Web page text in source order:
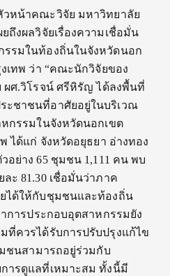
หน้าคณะวิจัย มหาวิทยาลัย
ถึงผลวิจัยเรื่องความเชื่อมั่น
รมในท้องถิ่นในจังหวัดนอก
เทพ ว่า “คณะนักวิจัยของ
ผศ.วิโรจน์ ศรีหิรัญ ได้ลงพื้นที่
ะชาชนที่อาศัยอยู่ในบริเวณ
กรรมในจังหวัดนอกเขต
ได้แก่ จังหวัดอยุธยา อ่างทอง
ย่าง 65 ชุมชน 1,111 คน พบ
ะ 81.30 เชื่อมั่นว่าภาค
ได้ให้กับชุมชนและท้องถิ่น
การประกอบอุตสาหกรรมยัง
ที่ควรได้รับการปรับปรุงแก้ไข
มชนสามารถอยู่ร่วมกับ
ารดูแลที่เหมาะสม ทั้งนี้มี